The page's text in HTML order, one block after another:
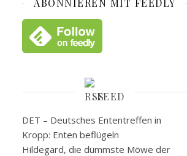
ABONNIEREN MIT FEEDLY
FEED
DET – Deutsches Ententreffen in
Kropp: Enten beflügeln
Hildegard, die dümmste Möwe der